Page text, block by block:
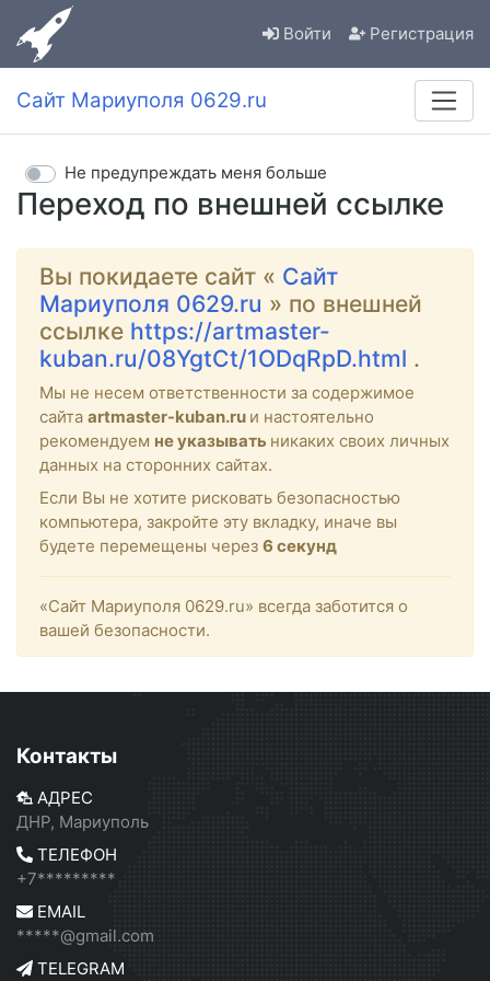
Войти Регистрация
Сайт Мариуполя 0629.ru
Переход по внешней ссылке
Не предупреждать меня больше
Вы покидаете сайт « Сайт
Мариуполя 0629.ru » по внешней
ссылке https://artmaster-
kuban.ru/08YgtCt/1ODqRpD.html .
Мы не несем ответственности за содержимое
сайта artmaster-kuban.ru и настоятельно
рекомендуем не указывать никаких своих личных
данных на сторонних сайтах.
Если Вы не хотите рисковать безопасностью
компьютера, закройте эту вкладку, иначе вы
будете перемещены через 6 секунд
«Сайт Мариуполя 0629.ru» всегда заботится о
вашей безопасности.
Контакты
АДРЕС
ДНР, Мариуполь
ТЕЛЕФОН
+7*********
EMAIL
*****@gmail.com
TELEGRAM